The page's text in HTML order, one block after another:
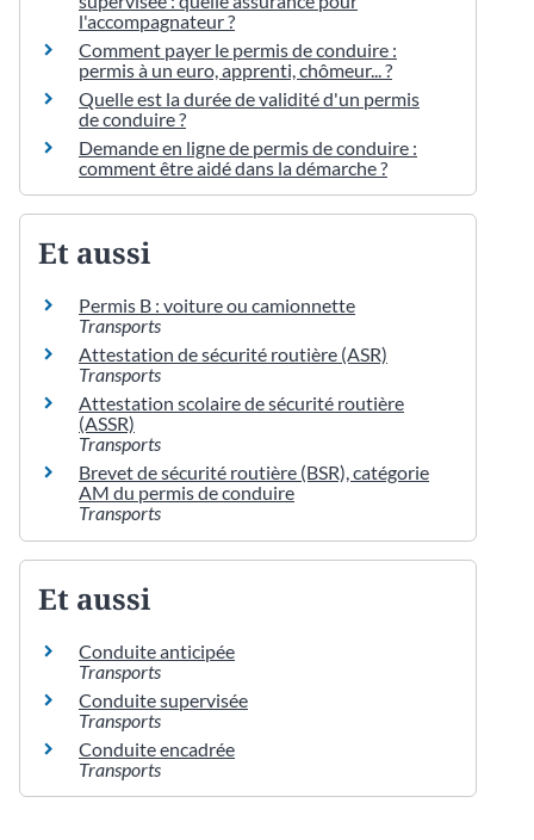
l'accompagnateur ?
Comment payer le permis de conduire :
permis à un euro, apprenti, chômeur... ?
Quelle est la durée de validité d'un permis
de conduire ?
Demande en ligne de permis de conduire :
comment être aidé dans la démarche ?
Et aussi
Permis B : voiture ou camionnette
Transports
Attestation de sécurité routière (ASR)
Transports
Attestation scolaire de sécurité routière
(ASSR)
Transports
Brevet de sécurité routière (BSR), catégorie
AM du permis de conduire
Transports
Et aussi
Conduite anticipée
Transports
Conduite supervisée
Transports
Conduite encadrée
Transports